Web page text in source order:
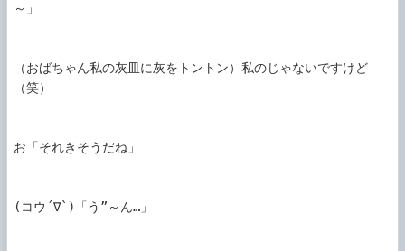
～」
（おばちゃん私の灰皿に灰をトントン）私のじゃないですけど
（笑）
お「それきそうだね」
(コウ´∇`)「う”～ん…」